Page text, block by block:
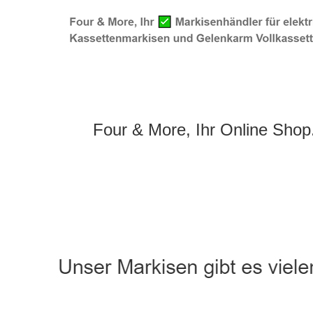
Four & More, Ihr Online